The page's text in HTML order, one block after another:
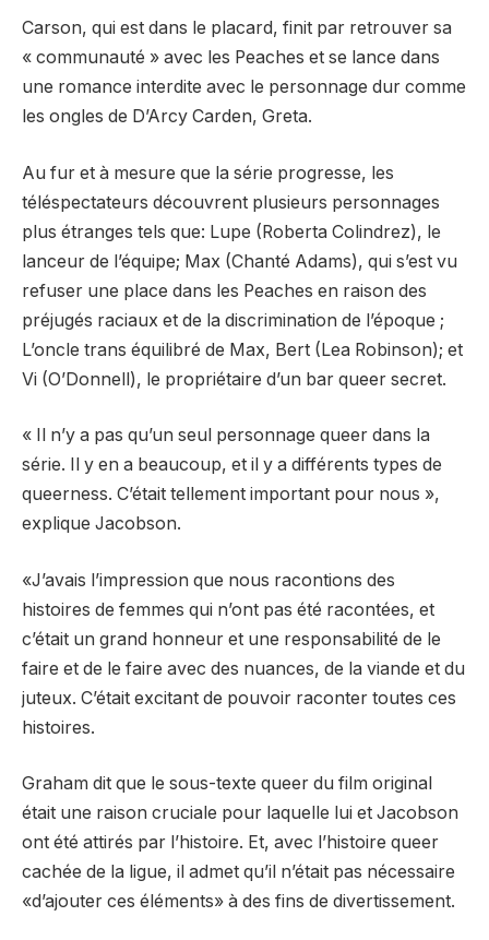
Carson, qui est dans le placard, finit par retrouver sa
« communauté » avec les Peaches et se lance dans
une romance interdite avec le personnage dur comme
les ongles de D’Arcy Carden, Greta.
Au fur et à mesure que la série progresse, les
téléspectateurs découvrent plusieurs personnages
plus étranges tels que: Lupe (Roberta Colindrez), le
lanceur de l’équipe; Max (Chanté Adams), qui s’est vu
refuser une place dans les Peaches en raison des
préjugés raciaux et de la discrimination de l’époque ;
L’oncle trans équilibré de Max, Bert (Lea Robinson); et
Vi (O’Donnell), le propriétaire d’un bar queer secret.
« Il n’y a pas qu’un seul personnage queer dans la
série. Il y en a beaucoup, et il y a différents types de
queerness. C’était tellement important pour nous »,
explique Jacobson.
«J’avais l’impression que nous racontions des
histoires de femmes qui n’ont pas été racontées, et
c’était un grand honneur et une responsabilité de le
faire et de le faire avec des nuances, de la viande et du
juteux. C’était excitant de pouvoir raconter toutes ces
histoires.
Graham dit que le sous-texte queer du film original
était une raison cruciale pour laquelle lui et Jacobson
ont été attirés par l’histoire. Et, avec l’histoire queer
cachée de la ligue, il admet qu’il n’était pas nécessaire
«d’ajouter ces éléments» à des fins de divertissement.